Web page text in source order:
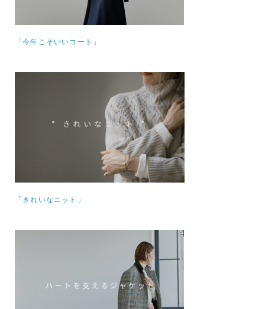
「今年こそいいコート」
「きれいなニット」